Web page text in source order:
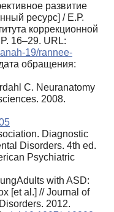
развитие
ресурс] / Е.Р.
коррекционной
16–29. URL:
19/rannee-
обращения:
C. Neuranatomy
2008.
Diagnostic
Disorders. 4th ed.
Psychiatric
with ASD:
[et al.] // Journal of
2012.